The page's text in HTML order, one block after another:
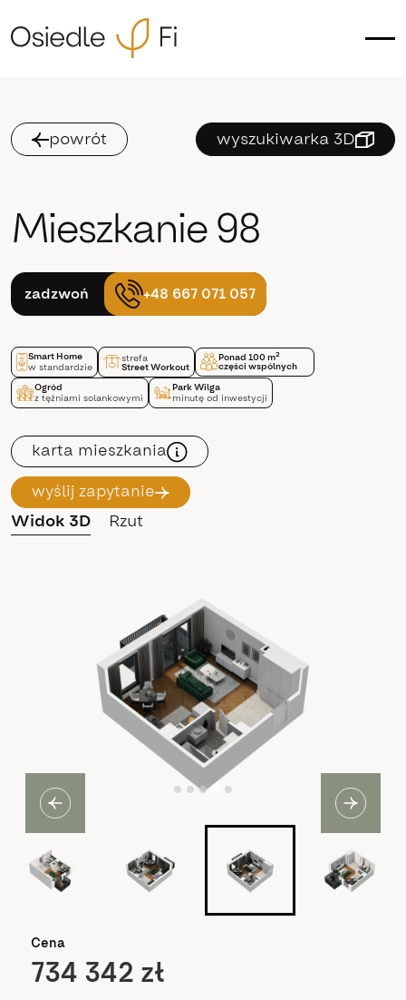
powrót wyszukiwarka 3D
Mieszkanie 98
zadzwoń +48 667 071 057
Smart Home
w standardzie
Ponad 100 m2
części wspólnych
Ogród
z tężniami solankowymi
strefa
Street Workout
Park Wilga
minutę od inwestycji
Widok 3D Rzut
karta mieszkania
wyślij zapytanie
Cena
734 342 zł